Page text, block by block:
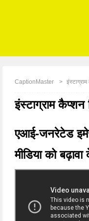
CaptionMaster इंस्टाग्राम
इंस्टाग्राम कैप्शन
एआई-जनरेटेड
मीडिया को बढ़ावा